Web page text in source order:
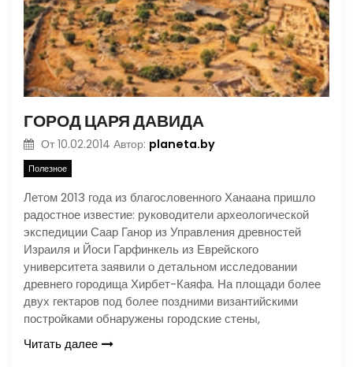
ГОРОД ЦАРЯ ДАВИДА
От 10.02.2014 Автор: planeta.by
Полезное
Летом 2013 года из благословенного Ханаана пришло
радостное известие: руководители археологической
экспедиции Саар Ганор из Управления древностей
Израиля и Йоси Гарфинкель из Еврейского
университета заявили о детальном исследовании
древнего городища Хирбет-Каяфа. На площади более
двух гектаров под более поздними византийскими
постройками обнаружены городские стены,
Читать далее